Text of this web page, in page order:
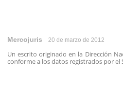
Mercojuris 20 de marzo de 2012
Un escrito originado en la Dirección
conforme a los datos registrados por el